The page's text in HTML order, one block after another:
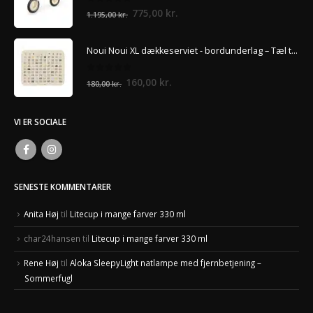
ud af 5
1.195,00kr. Den
var:
775,00 kr.
er:
Noui Noui XL dækkeserviet - bordunderlag – Tæl til 100
ud af 5
180,00kr. Den
160,00 kr.
VI ER SOCIALE
SENESTE KOMMENTARER
Anita Høj til Litecup i mange farver 330 ml
char24hansen til Litecup i mange farver 330 ml
Rene Høj til Aloka SleepyLight natlampe med fjernbetjening –
Sommerfugl